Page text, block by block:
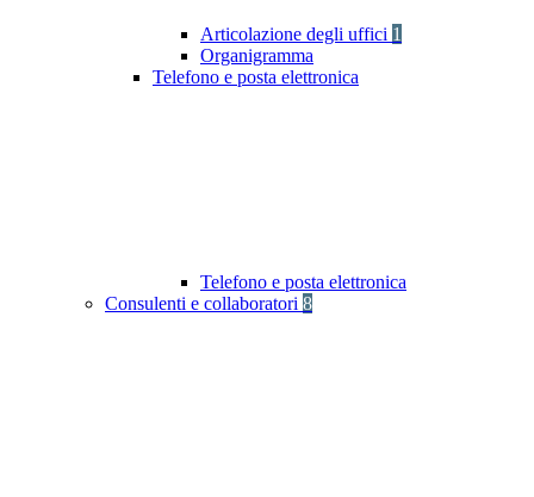
Articolazione degli uffici 1
Organigramma
Telefono e posta elettronica
Telefono e posta elettronica
Consulenti e collaboratori 8